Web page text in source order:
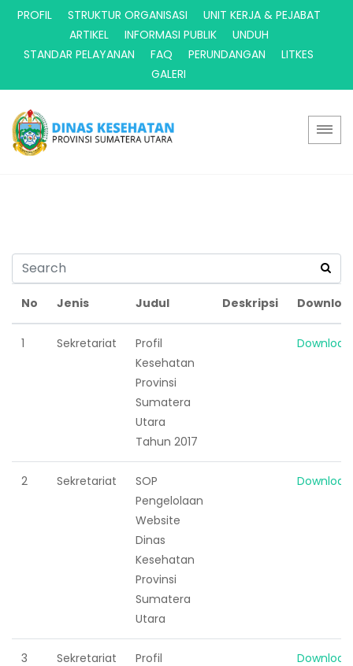
PROFIL STRUKTUR ORGANISASI
UNIT KERJA & PEJABAT
ARTIKEL
INFORMASI PUBLIK
UNDUH
STANDAR PELAYANAN
FAQ PERUNDANGAN
LITKES
GALERI
No Jenis Judul Deskripsi
1 Sekretariat
Profil
Kesehatan
Provinsi
Sumatera
Utara
Tahun 2017
Download
2 Sekretariat
SOP
Pengelolaan
Website
Dinas
Kesehatan
Provinsi
Sumatera
Utara
Download
3 Sekretariat
Profil
Download